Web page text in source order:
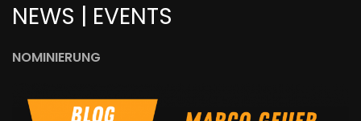
NEWS | EVENTS
NOMINIERUNG